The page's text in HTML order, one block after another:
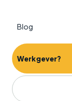
Blog
Werkgever?